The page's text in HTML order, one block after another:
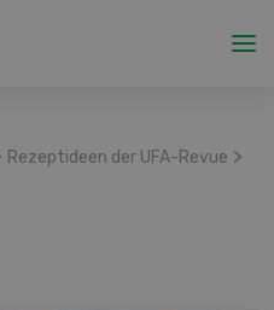
Rezeptideen der UFA-Revue >